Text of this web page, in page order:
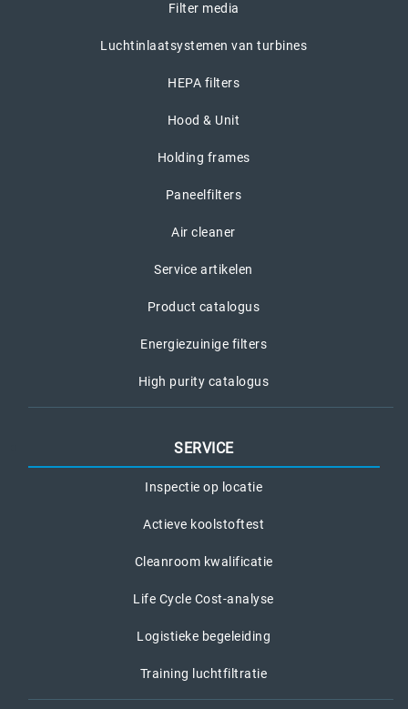
Filter media
Luchtinlaatsystemen van turbines
HEPA filters
Hood & Unit
Holding frames
Paneelfilters
Air cleaner
Service artikelen
Product catalogus
Energiezuinige filters
High purity catalogus
SERVICE
Inspectie op locatie
Actieve koolstoftest
Cleanroom kwalificatie
Life Cycle Cost-analyse
Logistieke begeleiding
Training luchtfiltratie